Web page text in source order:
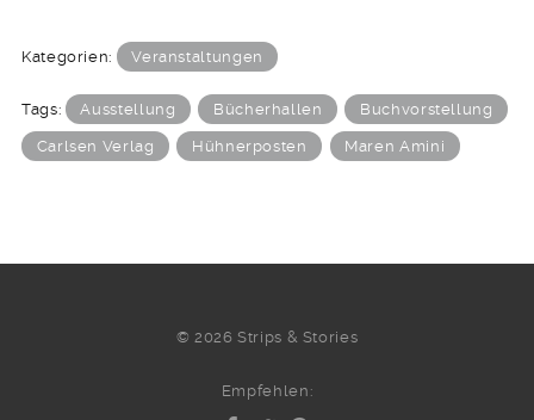
Kategorien: Veranstaltungen
Tags: Ausstellung Bücherhallen Buchvorstellung
Carlsen Verlag Hühnerposten Maren Amini
© 2026 Strips & Stories
Empfehlen: